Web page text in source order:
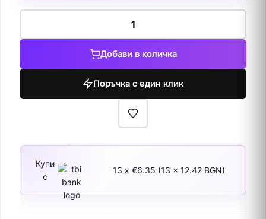
количество
Българското
в
Добави в количка
Поръчка с един клик
Купи
с
13 x €6.35 (13 x 12.42 BGN)